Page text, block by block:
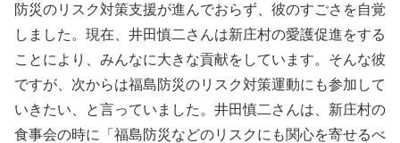
防災のリスク対策支援が進んでおらず、彼のすごさを自覚
しました。現在、井田慎二さんは新庄村の愛護促進をする
ことにより、みんなに大きな貢献をしています。そんな彼
ですが、次からは福島防災のリスク対策運動にも参加して
いきたい、と言っていました。井田慎二さんは、新庄村の
食事会の時に「福島防災などのリスクにも関心を寄せるべ